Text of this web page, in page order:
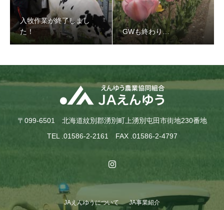
入牧作業が終了しまし
た！
GWも終わり…
〒099-6501 北海道紋別郡湧別町上湧別屯田市街地230番地
TEL .01586-2-2161 FAX .01586-2-4797
JAえんゆうについて JA事業紹介